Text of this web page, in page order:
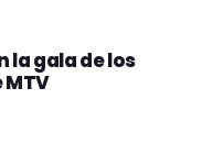
la gala de los
MTV